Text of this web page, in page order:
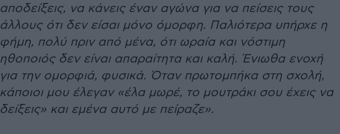
αποδείξεις, να κάνεις έναν αγώνα για να πείσεις τους
άλλους ότι δεν είσαι μόνο όμορφη. Παλιότερα υπήρχε η
φήμη, πολύ πριν από μένα, ότι ωραία και νόστιμη
ηθοποιός δεν είναι απαραίτητα και καλή. Ένιωθα ενοχή
για την ομορφιά, φυσικά. Όταν πρωτομπήκα στη σχολή,
κάποιοι μου έλεγαν «έλα μωρέ, το μουτράκι σου έχεις να
δείξεις» και εμένα αυτό με πείραζε».